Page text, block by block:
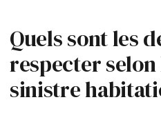
Quels sont les
respecter
sinistre